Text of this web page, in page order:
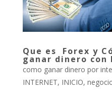
Que es Forex y
ganar dinero con
como ganar dinero por
INTERNET, INICIO,